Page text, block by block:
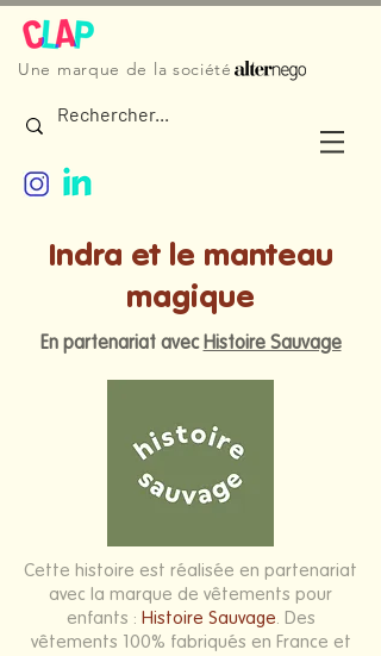
Une marque de la société
Indra et le manteau
magique
En partenariat avecHistoire Sauvage
Cette histoire est réalisée en partenariat
avec la marque de vêtements pour
enfants : Histoire Sauvage. Des
vêtements 100% fabriqués en France et